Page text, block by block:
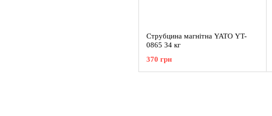
Струбцина магнітна YATO YT-
0865 34 кг
370 грн